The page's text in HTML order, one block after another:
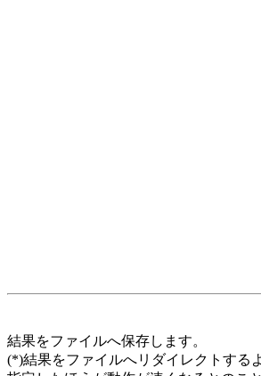
結果をファイルへ保存します。
(*)結果をファイルへリダイレクトする